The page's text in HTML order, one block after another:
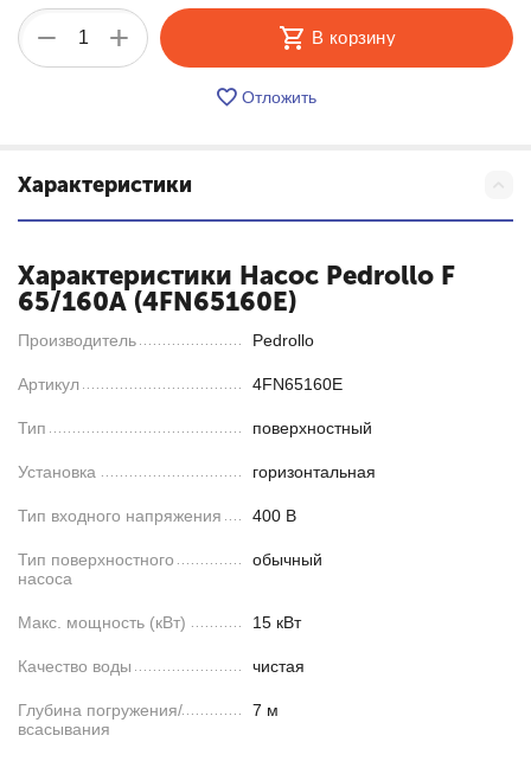
+
− В корзину
Отложить
Характеристики
Характеристики Насос Pedrollo F
65/160A (4FN65160E)
Производитель Pedrollo
Артикул 4FN65160E
Тип поверхностный
Установка горизонтальная
Тип входного напряжения 400 В
Тип поверхностного
насоса
обычный
Макс. мощность (кВт) 15 кВт
Качество воды чистая
Глубина погружения/
всасывания
7 м